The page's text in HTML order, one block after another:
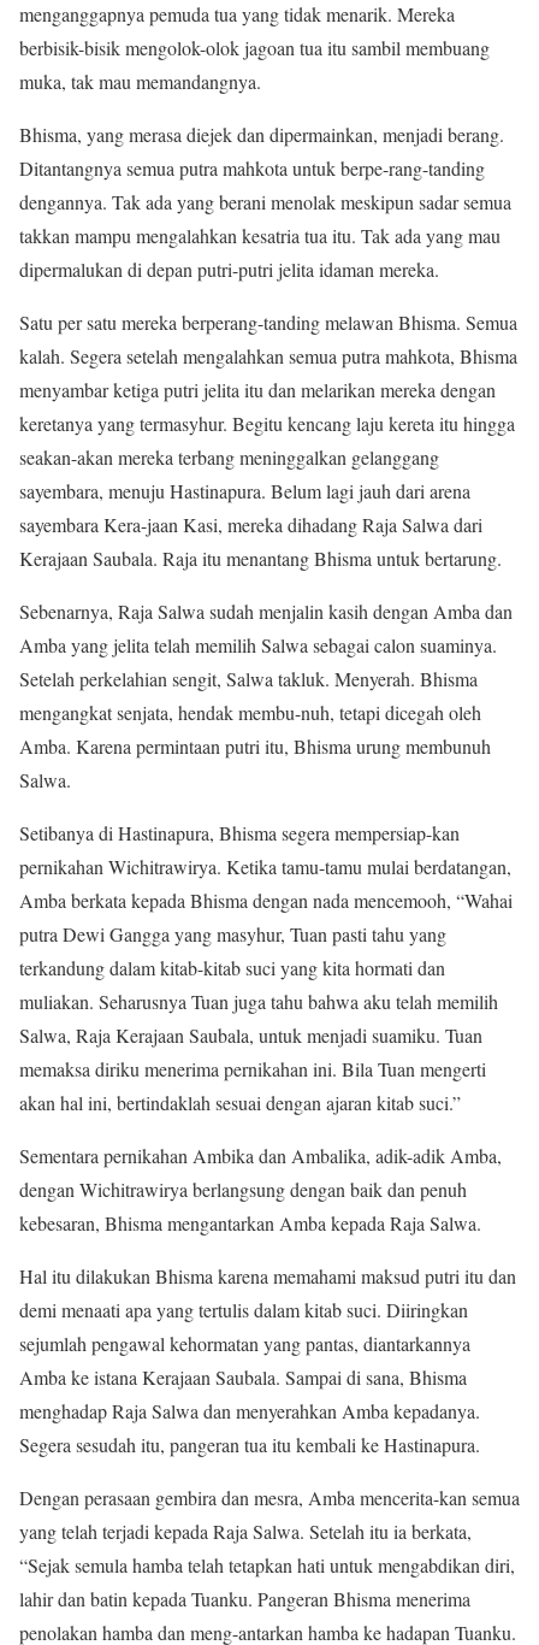
menganggapnya pemuda tua yang tidak menarik. Mereka
berbisik-bisik mengolok-olok jagoan tua itu sambil membuang
muka, tak mau memandangnya.
Bhisma, yang merasa diejek dan dipermainkan, menjadi berang.
Ditantangnya semua putra mahkota untuk berpe-rang-tanding
dengannya. Tak ada yang berani menolak meskipun sadar semua
takkan mampu mengalahkan kesatria tua itu. Tak ada yang mau
dipermalukan di depan putri-putri jelita idaman mereka.
Satu per satu mereka berperang-tanding melawan Bhisma. Semua
kalah. Segera setelah mengalahkan semua putra mahkota, Bhisma
menyambar ketiga putri jelita itu dan melarikan mereka dengan
keretanya yang termasyhur. Begitu kencang laju kereta itu hingga
seakan-akan mereka terbang meninggalkan gelanggang
sayembara, menuju Hastinapura. Belum lagi jauh dari arena
sayembara Kera-jaan Kasi, mereka dihadang Raja Salwa dari
Kerajaan Saubala. Raja itu menantang Bhisma untuk bertarung.
Sebenarnya, Raja Salwa sudah menjalin kasih dengan Amba dan
Amba yang jelita telah memilih Salwa sebagai calon suaminya.
Setelah perkelahian sengit, Salwa takluk. Menyerah. Bhisma
mengangkat senjata, hendak membu-nuh, tetapi dicegah oleh
Amba. Karena permintaan putri itu, Bhisma urung membunuh
Salwa.
Setibanya di Hastinapura, Bhisma segera mempersiap-kan
pernikahan Wichitrawirya. Ketika tamu-tamu mulai berdatangan,
Amba berkata kepada Bhisma dengan nada mencemooh, “Wahai
putra Dewi Gangga yang masyhur, Tuan pasti tahu yang
terkandung dalam kitab-kitab suci yang kita hormati dan
muliakan. Seharusnya Tuan juga tahu bahwa aku telah memilih
Salwa, Raja Kerajaan Saubala, untuk menjadi suamiku. Tuan
memaksa diriku menerima pernikahan ini. Bila Tuan mengerti
akan hal ini, bertindaklah sesuai dengan ajaran kitab suci.”
Sementara pernikahan Ambika dan Ambalika, adik-adik Amba,
dengan Wichitrawirya berlangsung dengan baik dan penuh
kebesaran, Bhisma mengantarkan Amba kepada Raja Salwa.
Hal itu dilakukan Bhisma karena memahami maksud putri itu dan
demi menaati apa yang tertulis dalam kitab suci. Diiringkan
sejumlah pengawal kehormatan yang pantas, diantarkannya
Amba ke istana Kerajaan Saubala. Sampai di sana, Bhisma
menghadap Raja Salwa dan menyerahkan Amba kepadanya.
Segera sesudah itu, pangeran tua itu kembali ke Hastinapura.
Dengan perasaan gembira dan mesra, Amba mencerita-kan semua
yang telah terjadi kepada Raja Salwa. Setelah itu ia berkata,
“Sejak semula hamba telah tetapkan hati untuk mengabdikan diri,
lahir dan batin kepada Tuanku. Pangeran Bhisma menerima
penolakan hamba dan meng-antarkan hamba ke hadapan Tuanku.